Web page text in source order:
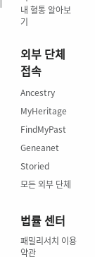
내 혈통 알아보
기
외부 단체
접속
Ancestry
MyHeritage
FindMyPast
Geneanet
Storied
모든 외부 단체
법률 센터
패밀리서치 이용
약관